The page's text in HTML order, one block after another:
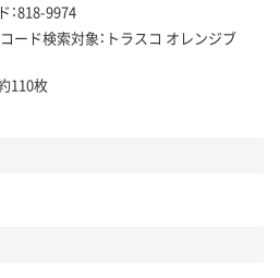
：818-9974
ード検索対象：トラスコ オレンジブ
110枚